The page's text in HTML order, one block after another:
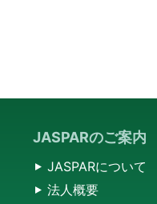
JASPARのご案内
JASPARについて
法人概要